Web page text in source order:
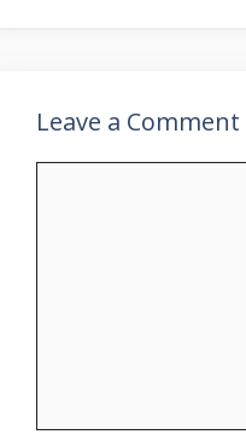
Leave a Comment